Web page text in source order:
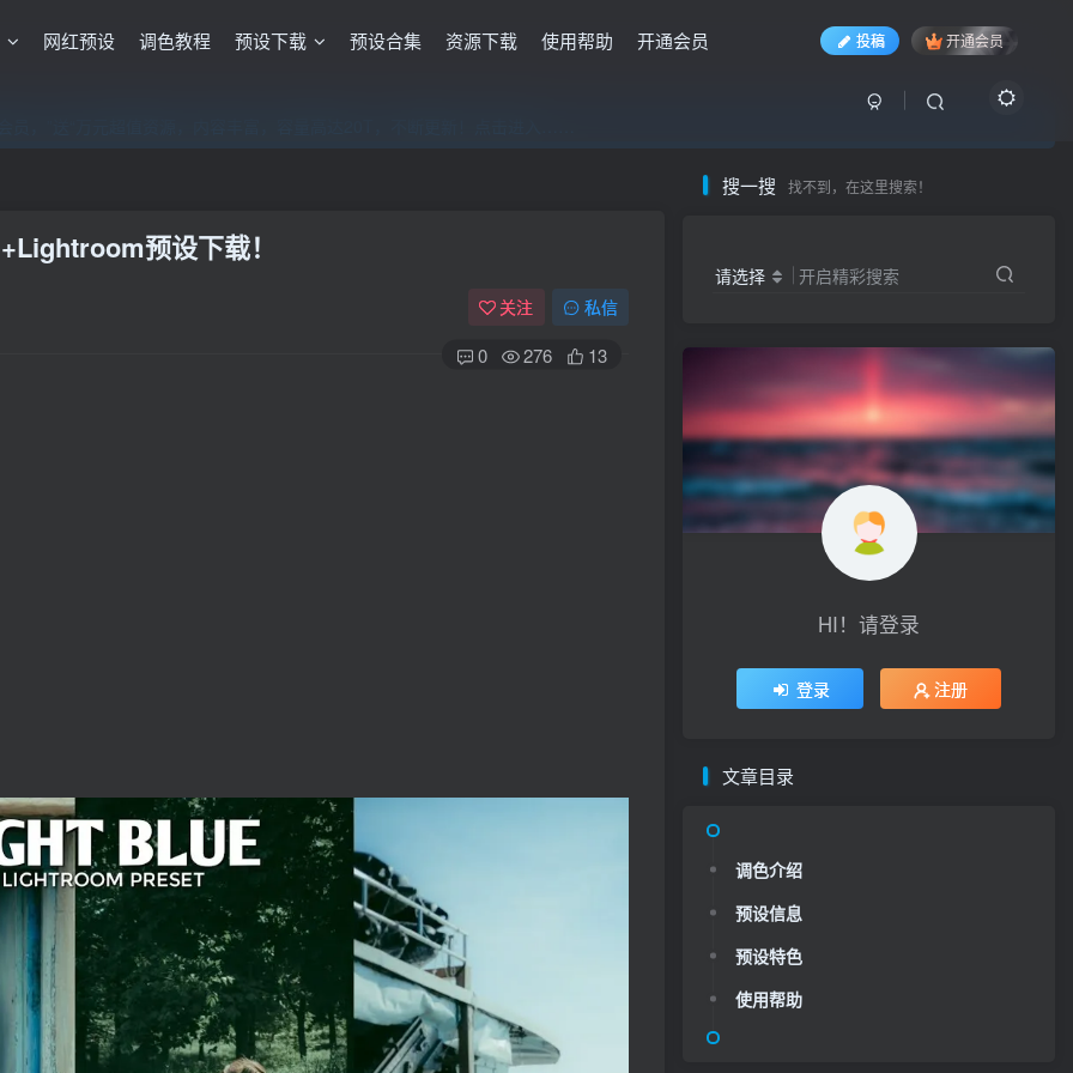
网红预设 调色教程 预设下载 预设合集 资源下载 使用帮助 开通会员 投稿 开通会员
员，”送“万元超值资源，内容丰富，容量高达20T，不断更新！点击进入……
预设下载！
关注 私信
0 276 13
搜一搜 找不到，在这里搜索！
请选择 开启精彩搜索
HI！请登录
登录 注册
文章目录
调色介绍
预设信息
预设特色
使用帮助